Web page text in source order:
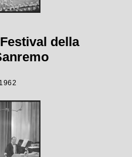
della